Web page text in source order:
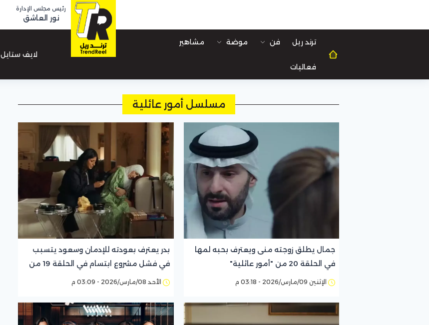
رئيس مجلس الإدارة
نور العاشق
ترند ريل فن موضة مشاهير
فعاليات
لايف ستايل
مسلسل أمور عائلية
جمال يطلق زوجته منى ويعترف بحبه لمها
في الحلقة 20 من "أمور عائلية"
الإثنين 09/مارس/2026 - 03:18 م
بدر يعترف بعودته للإدمان وسعود يتسبب
في فشل مشروع ابتسام في الحلقة 19 من
"أمور عائلية"
الأحد 08/مارس/2026 - 03:09 م